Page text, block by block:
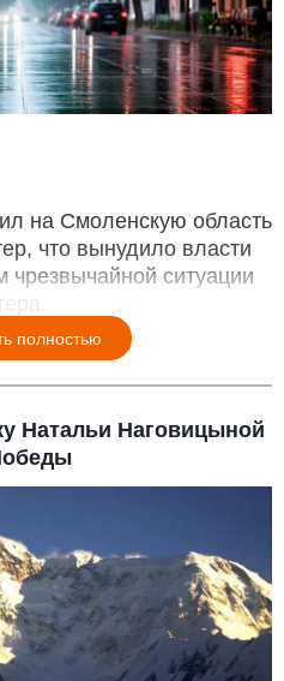
на Смоленскую область
что вынудило власти
чрезвычайной ситуации
полностью
Натальи Наговицыной